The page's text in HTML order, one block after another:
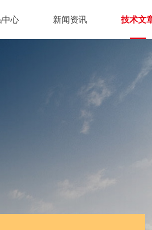
中心 新闻资讯 技术文